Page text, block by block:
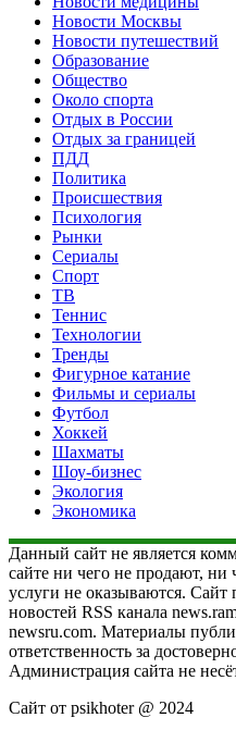
Новости Москвы
Новости путешествий
Образование
Общество
Около спорта
Отдых в России
Отдых за границей
ПДД
Политика
Происшествия
Психология
Рынки
Сериалы
Спорт
ТВ
Теннис
Технологии
Тренды
Фигурное катание
Фильмы и сериалы
Футбол
Хоккей
Шахматы
Шоу-бизнес
Экология
Экономика
Данный сайт не является
сайте ни чего не продают, ни
услуги не оказываются. Сайт
новостей RSS канала
newsru.com. Материалы
ответственность за
Администрация сайта не
Сайт от psikhoter @ 2024